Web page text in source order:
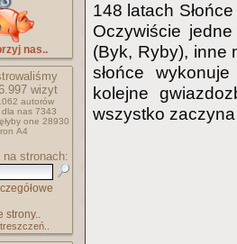
nas..
wizyt
autorów
dla nas 7343
one 28930
A4
stronach:
strony..
148 latach
Oczywiście
(Byk, Ryby), inne
słońce
kolejne
wszystko